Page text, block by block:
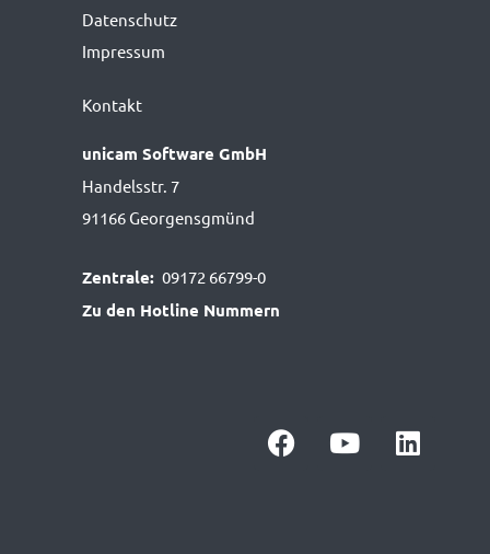
Datenschutz
Impressum
Kontakt
unicam Software GmbH
Handelsstr. 7
91166 Georgensgmünd
Zentrale: 09172 66799-0
Zu den Hotline Nummern
F
a
Y
o
L
i